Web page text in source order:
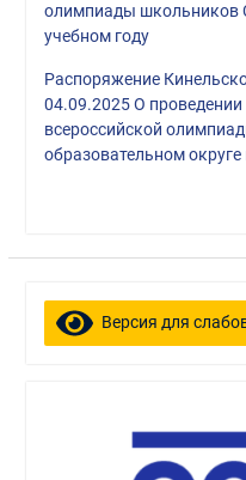
олимпиады школьников
учебном году
Распоряжение
04.09.2025 О
всероссийской
образовательном
Версия для